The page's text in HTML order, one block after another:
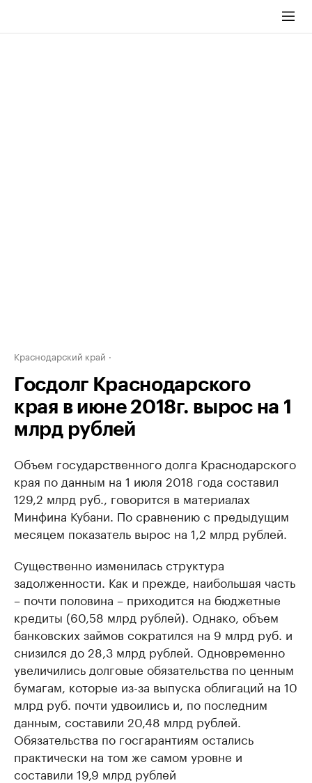
Краснодарский край
Госдолг Краснодарского
края в июне 2018г. вырос на 1
млрд рублей
Объем государственного долга Краснодарского
края по данным на 1 июля 2018 года составил
129,2 млрд руб., говорится в материалах
Минфина Кубани. По сравнению с предыдущим
месяцем показатель вырос на 1,2 млрд рублей.
Существенно изменилась структура
задолженности. Как и прежде, наибольшая часть
– почти половина – приходится на бюджетные
кредиты (60,58 млрд рублей). Однако, объем
банковских займов сократился на 9 млрд руб. и
снизился до 28,3 млрд рублей. Одновременно
увеличились долговые обязательства по ценным
бумагам, которые из-за выпуска облигаций на 10
млрд руб. почти удвоились и, по последним
данным, составили 20,48 млрд рублей.
Обязательства по госгарантиям остались
практически на том же самом уровне и
составили 19,9 млрд рублей